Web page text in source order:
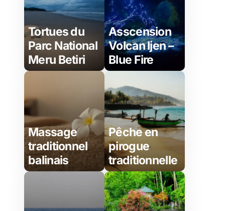
Tortues du
Parc National
Meru Betiri
Asscension
Volcan Ijen –
Blue Fire
Massage
traditionnel
balinais
Pêche en
pirogue
traditionnelle